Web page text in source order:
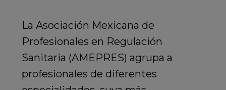
La Asociación Mexicana de
Profesionales en Regulación
Sanitaria (AMEPRES) agrupa a
profesionales de diferentes